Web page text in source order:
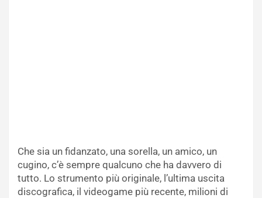
Che sia un fidanzato, una sorella, un amico, un
cugino, c’è sempre qualcuno che ha davvero di
tutto. Lo strumento più originale, l’ultima uscita
discografica, il videogame più recente, milioni di